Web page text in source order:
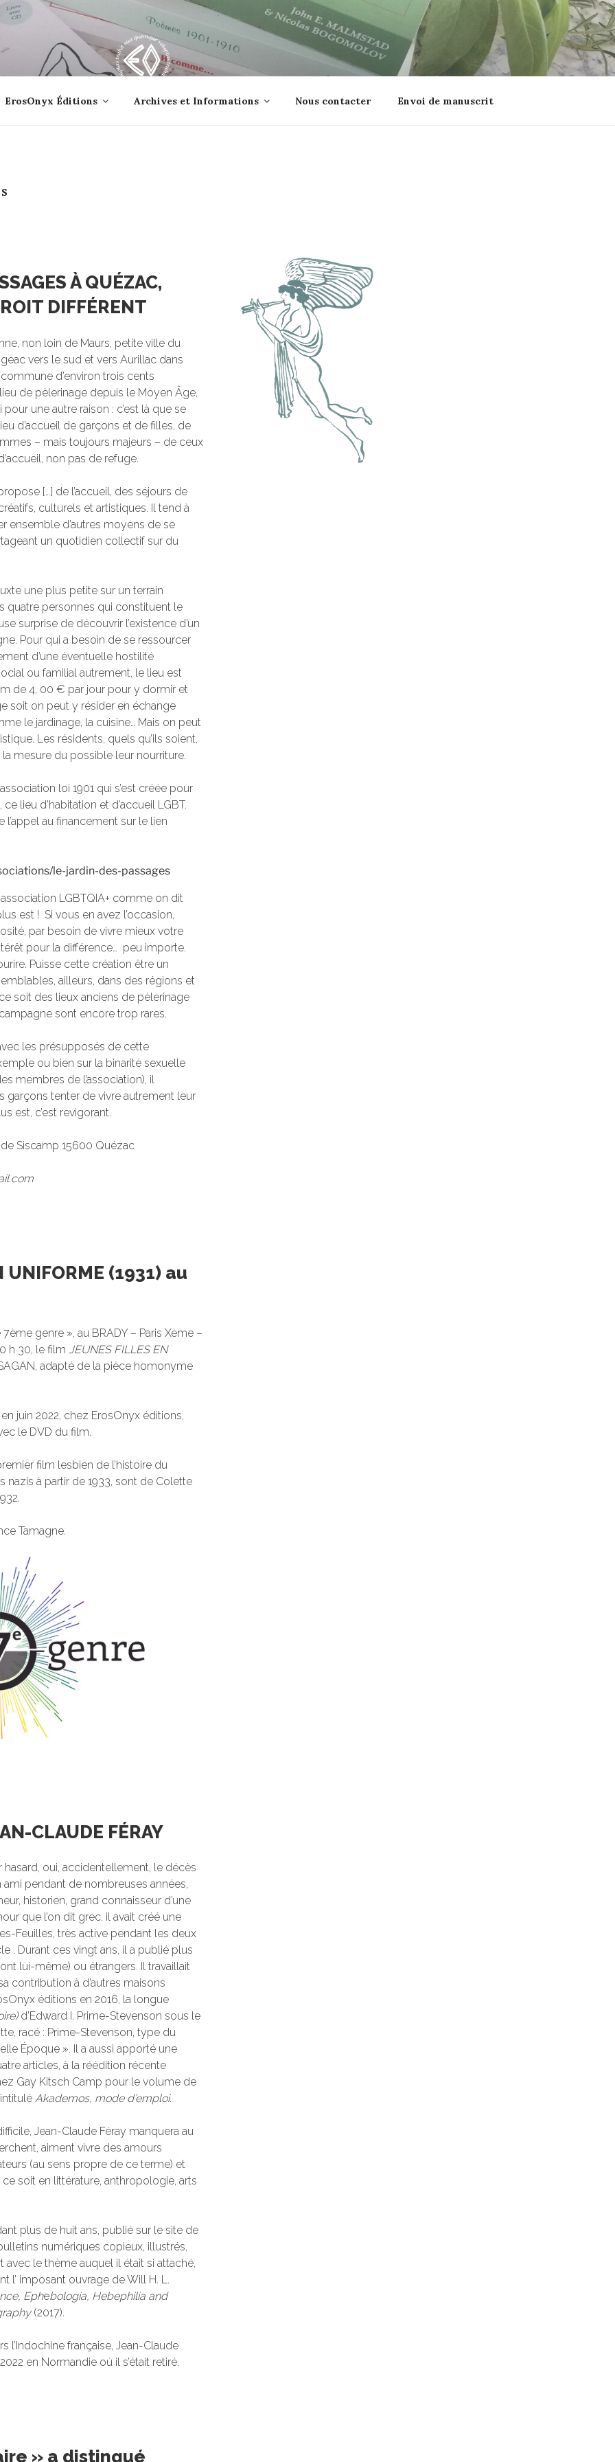
jetée à la mer ?
ErosOnyx Éditions Archives et Informations Nous contacter Envoi de manuscrit
À QUÉZAC,
DIFFÉRENT
non loin de Maurs, petite ville du
vers le sud et vers Aurillac dans
commune d’environ trois cents
de pèlerinage depuis le Moyen Âge,
une autre raison : c’est là que se
d’accueil de garçons et de filles, de
– mais toujours majeurs – de ceux
non pas de refuge.
[…] de l’accueil, des séjours de
culturels et artistiques. Il tend à
ensemble d’autres moyens de se
un quotidien collectif sur du
une plus petite sur un terrain
quatre personnes qui constituent le
surprise de découvrir l’existence d’un
Pour qui a besoin de se ressourcer
d’une éventuelle hostilité
ou familial autrement, le lieu est
de 4, 00 € par jour pour y dormir et
soit on peut y résider en échange
le jardinage, la cuisine… Mais on peut
Les résidents, quels qu’ils soient,
mesure du possible leur nourriture.
loi 1901 qui s’est créée pour
lieu d’habitation et d’accueil LGBT.
au financement sur le lien
le-jardin-des-passages
LGBTQIA+ comme on dit
est ! Si vous en avez l’occasion,
par besoin de vivre mieux votre
pour la différence… peu importe.
Puisse cette création être un
ailleurs, dans des régions et
soit des lieux anciens de pèlerinage
sont encore trop rares.
les présupposés de cette
ou bien sur la binarité sexuelle
membres de l’association), il
garçons tenter de vivre autrement leur
est, c’est revigorant.
Siscamp 15600 Quézac
UNIFORME (1931) au
genre », au BRADY – Paris Xème –
h 30, le film JEUNES FILLES EN
adapté de la pièce homonyme
juin 2022, chez ErosOnyx éditions,
le DVD du film.
film lesbien de l’histoire du
nazis à partir de 1933, sont de Colette
Tamagne.
CLAUDE FÉRAY
oui, accidentellement, le décès
ami pendant de nombreuses années,
historien, grand connaisseur d’une
que l’on dit grec. il avait créé une
Feuilles, très active pendant les deux
. Durant ces vingt ans, il a publié plus
lui-même) ou étrangers. Il travaillait
contribution à d’autres maisons
éditions en 2016, la longue
d’Edward I. Prime-Stevenson sous le
racé : Prime-Stevenson, type du
Époque ». Il a aussi apporté une
articles, à la réédition récente
Gay Kitsch Camp pour le volume de
Akademos, mode d’emploi.
Jean-Claude Féray manquera au
aiment vivre des amours
(au sens propre de ce terme) et
soit en littérature, anthropologie, arts
plus de huit ans, publié sur le site de
numériques copieux, illustrés,
le thème auquel il était si attaché,
l’ imposant ouvrage de Will H. L.
Ephebologia, Hebephilia and
(2017).
l’Indochine française, Jean-Claude
en Normandie où il s’était retiré.
» a distingué